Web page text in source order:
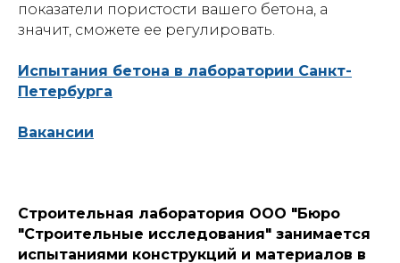
показатели пористости вашего бетона, а
значит, сможете ее регулировать.
Испытания бетона в лаборатории Санкт-
Петербурга
Вакансии
Строительная лаборатория ООО "Бюро
"Строительные исследования" занимается
испытаниями конструкций и материалов в